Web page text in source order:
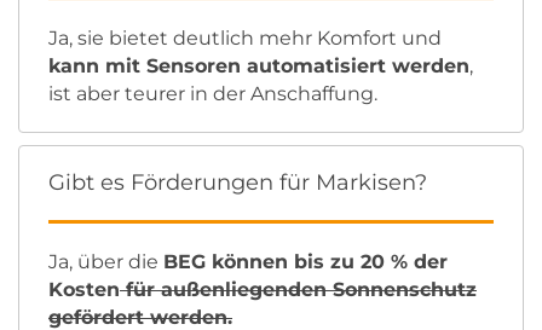
Ja, sie bietet deutlich mehr Komfort und
kann mit Sensoren automatisiert werden,
ist aber teurer in der Anschaffung.
Gibt es Förderungen für Markisen?
Ja, über die BEG können bis zu 20 % der
Kostenfür außenliegenden Sonnenschutz
gefördert werden.